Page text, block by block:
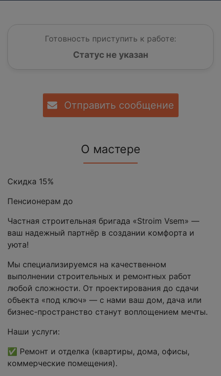
Готовность приступить к работе:
Статус не указан
Отправить сообщение
О мастере
Скидка 15%
Пенсионерам до
Частная строительная бригада «Stroim Vsem» —
ваш надежный партнёр в создании комфорта и
уюта!
Мы специализируемся на качественном
выполнении строительных и ремонтных работ
любой сложности. От проектирования до сдачи
объекта «под ключ» — с нами ваш дом, дача или
бизнес-пространство станут воплощением мечты.
Наши услуги:
✅ Ремонт и отделка (квартиры, дома, офисы,
коммерческие помещения).